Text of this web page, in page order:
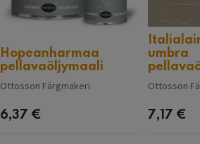
Hopeanharmaa
pellavaöljymaali
Ottosson Färgmakeri
6,37 €
umbra
Ottosson
7,17 €